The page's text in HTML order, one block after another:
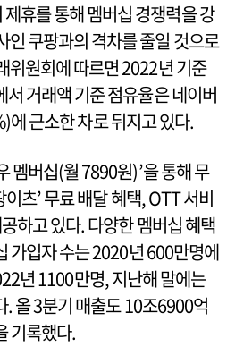
휴를 통해 멤버십 경쟁력을 강
인 쿠팡과의 격차를 줄일 것으로
위원회에 따르면 2022년 기준
서 거래액 기준 점유율은 네이버
근소한 차로 뒤지고 있다.
멤버십(월 7890원)’을 통해 무
츠’ 무료 배달 혜택, OTT 서비
하고 있다. 다양한 멤버십 혜택
가입자 수는 2020년 600만명에
년 1100만명, 지난해 말에는
올 3분기 매출도 10조6900억
기록했다.